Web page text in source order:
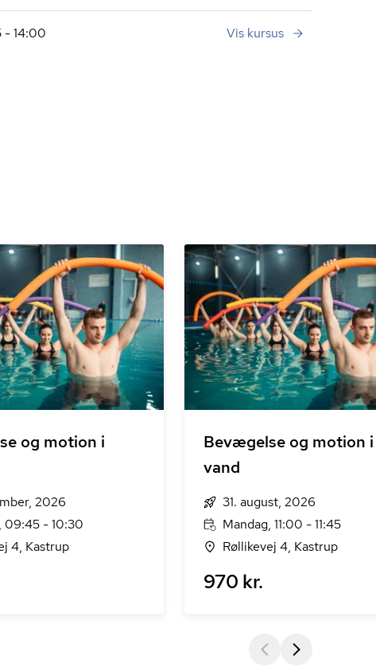
- 14:00 Vis kursus
og motion i
2026
09:45 - 10:30
4, Kastrup
Bevægelse og motion i
vand
31. august, 2026
Mandag, 11:00 - 11:45
Røllikevej 4, Kastrup
970 kr.